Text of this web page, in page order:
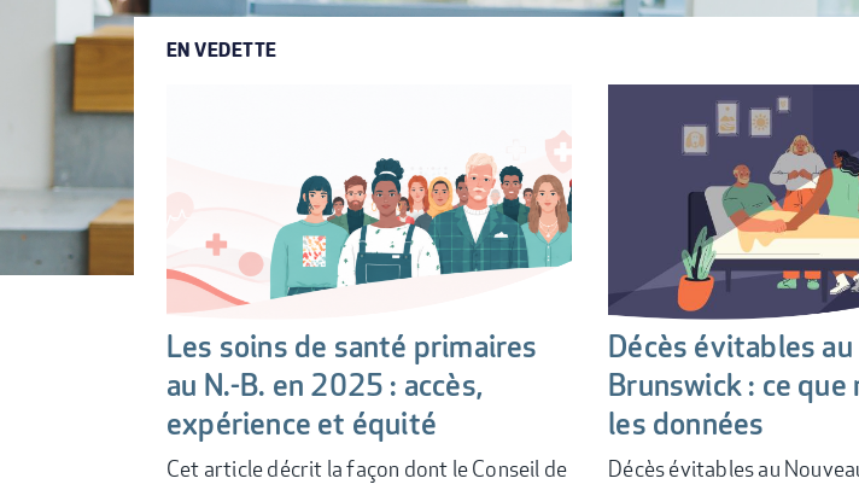
EN VEDETTE
Les soins de santé primaires
au N.-B. en 2025 : accès,
expérience et équité
Cet article décrit la façon dont le Conseil de
Décès évitables au
Brunswick : ce
les données
Décès évitables au